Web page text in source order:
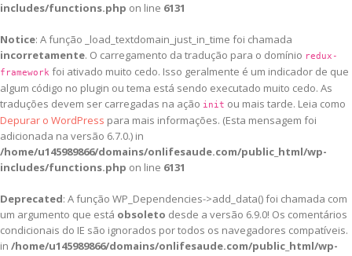
includes/functions.php on line 6131
Notice: A função _load_textdomain_just_in_time foi chamada
incorretamente. O carregamento da tradução para o domínio redux-
framework foi ativado muito cedo. Isso geralmente é um indicador de que
algum código no plugin ou tema está sendo executado muito cedo. As
traduções devem ser carregadas na ação init ou mais tarde. Leia como
Depurar o WordPress para mais informações. (Esta mensagem foi
adicionada na versão 6.7.0.) in
/home/u145989866/domains/onlifesaude.com/public_html/wp-
includes/functions.php on line 6131
Deprecated: A função WP_Dependencies->add_data() foi chamada com
um argumento que está obsoleto desde a versão 6.9.0! Os comentários
condicionais do IE são ignorados por todos os navegadores compatíveis.
in /home/u145989866/domains/onlifesaude.com/public_html/wp-